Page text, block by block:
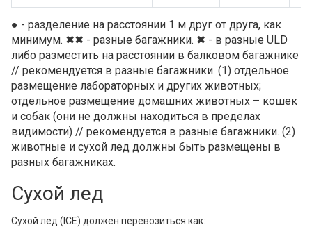
● - разделение на расстоянии 1 м друг от друга, как
минимум. ✖✖ - разные багажники. ✖ - в разные ULD
либо разместить на расстоянии в балковом багажнике
// рекомендуется в разные багажники. (1) отдельное
размещение лабораторных и других животных;
отдельное размещение домашних животных – кошек
и собак (они не должны находиться в пределах
видимости) // рекомендуется в разные багажники. (2)
животные и сухой лед должны быть размещены в
разных багажниках.
Сухой лед
Сухой лед (ICE) должен перевозиться как: